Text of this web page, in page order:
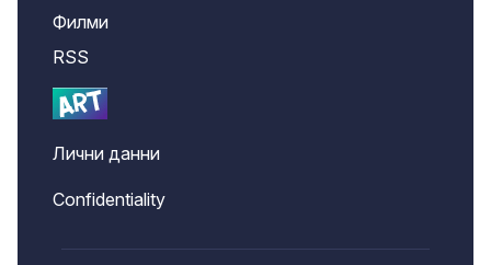
Филми
RSS
Лични данни
Confidentiality